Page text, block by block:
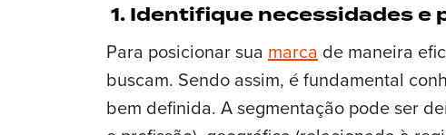
1. Identifique necessidades
Para posicionar sua marca de maneira
buscam. Sendo assim, é fundamental
bem definida. A segmentação pode ser